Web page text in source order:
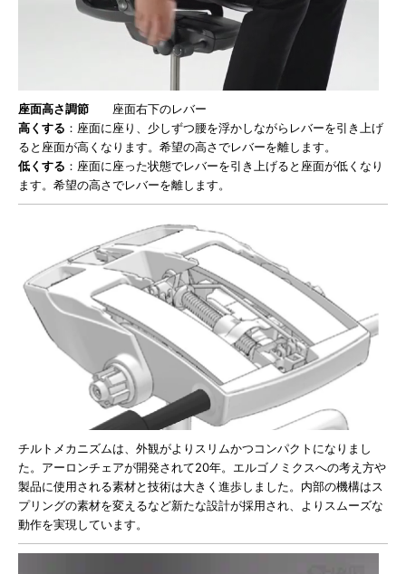
座面高さ調節 座面右下のレバー
高くする ：座面に座り、少しずつ腰を浮かしながらレバーを引き上げ
ると座面が高くなります。希望の高さでレバーを離します。
低くする ：座面に座った状態でレバーを引き上げると座面が低くなり
ます。希望の高さでレバーを離します。
チルトメカニズムは、外観がよりスリムかつコンパクトになりまし
た。アーロンチェアが開発されて20年。エルゴノミクスへの考え方や
製品に使用される素材と技術は大きく進歩しました。内部の機構はス
プリングの素材を変えるなど新たな設計が採用され、よりスムーズな
動作を実現しています。